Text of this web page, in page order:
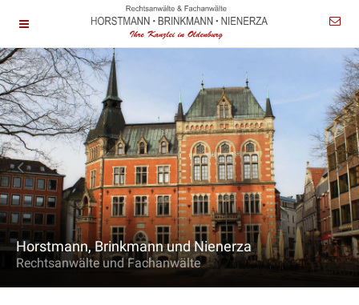
Horstmann, Brinkmann und Nienerza
Rechtsanwälte und Fachanwälte